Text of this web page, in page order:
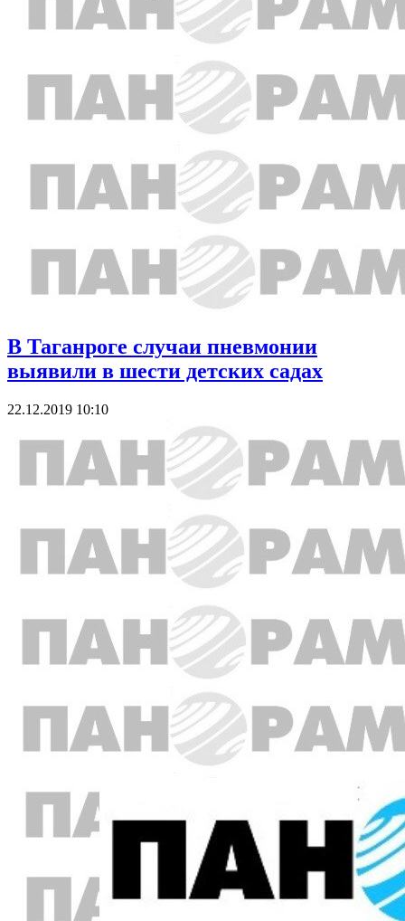
В Таганроге случаи пневмонии
выявили в шести детских садах
22.12.2019 10:10